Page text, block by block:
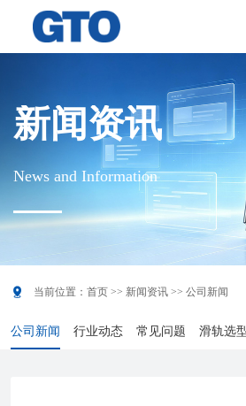
新闻资讯
News and Information
公司新闻 行业动态 常见问题 滑轨选
 当前位置： 首页 >> 新闻资讯 >> 公司新闻